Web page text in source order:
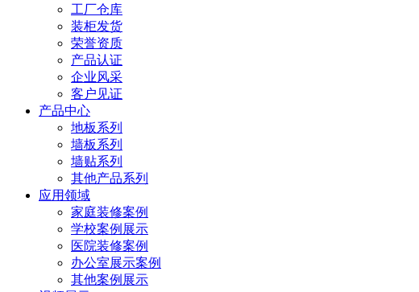
工厂仓库
装柜发货
荣誉资质
产品认证
企业风采
客户见证
产品中心
地板系列
墙板系列
墙贴系列
其他产品系列
应用领域
家庭装修案例
学校案例展示
医院装修案例
办公室展示案例
其他案例展示